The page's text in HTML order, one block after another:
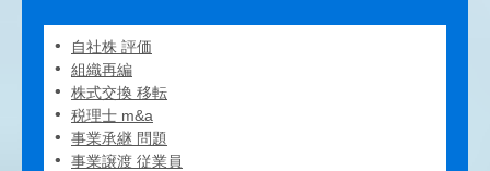
自社株 評価
組織再編
株式交換 移転
税理士 m&a
事業承継 問題
事業譲渡 従業員